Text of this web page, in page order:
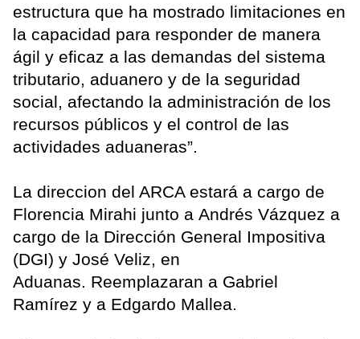
estructura que ha mostrado limitaciones en
la capacidad para responder de manera
ágil y eficaz a las demandas del sistema
tributario, aduanero y de la seguridad
social, afectando la administración de los
recursos públicos y el control de las
actividades aduaneras”.
La direccion del ARCA estará a cargo de
Florencia Mirahi junto a Andrés Vázquez a
cargo de la Dirección General Impositiva
(DGI) y José Veliz, en
Aduanas. Reemplazaran a Gabriel
Ramírez y a Edgardo Mallea.